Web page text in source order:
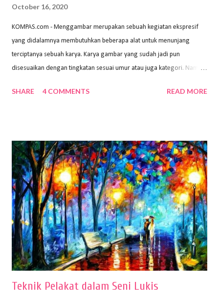
October 16, 2020
KOMPAS.com - Menggambar merupakan sebuah kegiatan ekspresif
yang didalamnya membutuhkan beberapa alat untuk menunjang
terciptanya sebuah karya. Karya gambar yang sudah jadi pun
disesuaikan dengan tingkatan sesuai umur atau juga kategori. Namun,
sehingga hasilnya bisa dilihat. Peran alat dan bahan sangat
memiliki spesifikasi berbeda sesuai jenisnya. Berikut peralatan
menggambar bentuk: 1. Kertas Gambar Kegiatan menggambar
membutuhkan kertas yang baik agar proses pembuatan gambar lebih
nyaman dan maksimal. Bahan kertas yang baik salah satu syaratnya
adalah tidak mudah sobek, mengingat menggambar merupakan
proses menggores dan menghapus. Kertas adalah bahan yang paling
ideal digunakan untuk menggambar. Dalam menggambar
menggunakan pen...
SHARE 4 COMMENTS READ MORE
Teknik Pelakat dalam Seni Lukis